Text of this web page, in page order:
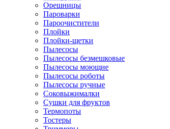
Орешницы
Пароварки
Пароочистители
Плойки
Плойки-щетки
Пылесосы
Пылесосы безмешковые
Пылесосы моющие
Пылесосы роботы
Пылесосы ручные
Соковыжималки
Сушки для фруктов
Термопоты
Тостеры